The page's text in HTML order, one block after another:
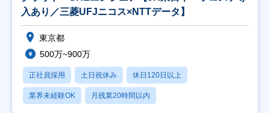
入あり／三菱UFJニコス×NTTデータ】
東京都
500万~900万
正社員採用 土日祝休み 休日120日以上
業界未経験OK 月残業20時間以内